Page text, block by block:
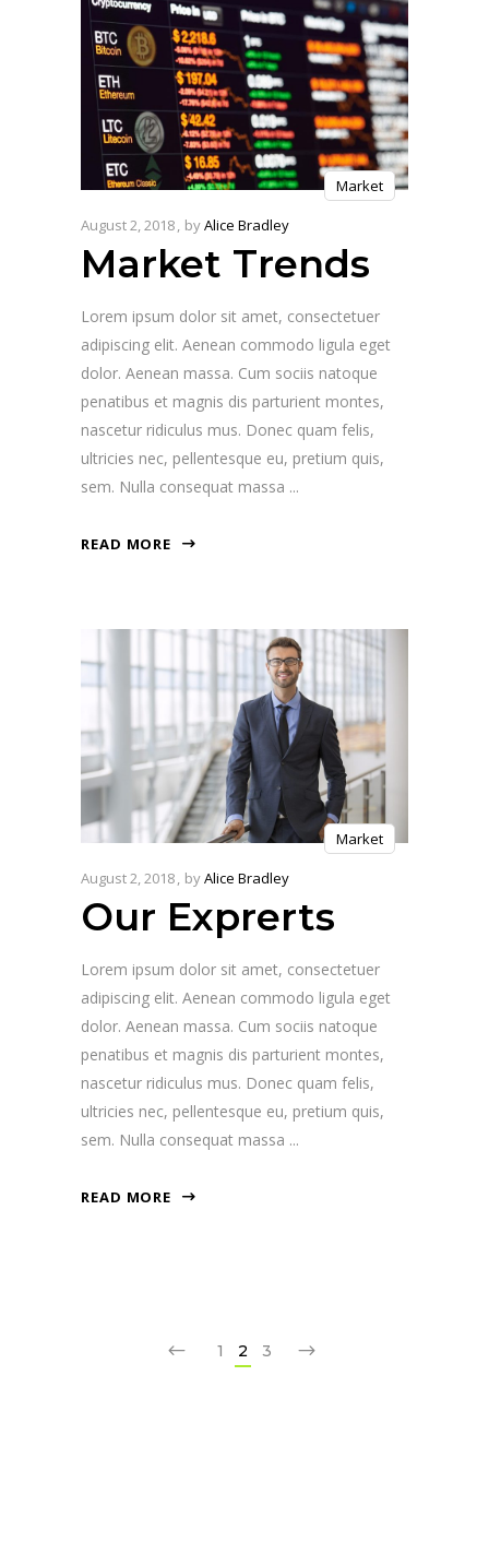
Market
August 2, 2018 byAlice Bradley
Market Trends
Lorem ipsum dolor sit amet, consectetuer
adipiscing elit. Aenean commodo ligula eget
dolor. Aenean massa. Cum sociis natoque
penatibus et magnis dis parturient montes,
nascetur ridiculus mus. Donec quam felis,
ultricies nec, pellentesque eu, pretium quis,
sem. Nulla consequat massa
READ MORE
Market
August 2, 2018 byAlice Bradley
Our Exprerts
Lorem ipsum dolor sit amet, consectetuer
adipiscing elit. Aenean commodo ligula eget
dolor. Aenean massa. Cum sociis natoque
penatibus et magnis dis parturient montes,
nascetur ridiculus mus. Donec quam felis,
ultricies nec, pellentesque eu, pretium quis,
sem. Nulla consequat massa
READ MORE
1 2 3